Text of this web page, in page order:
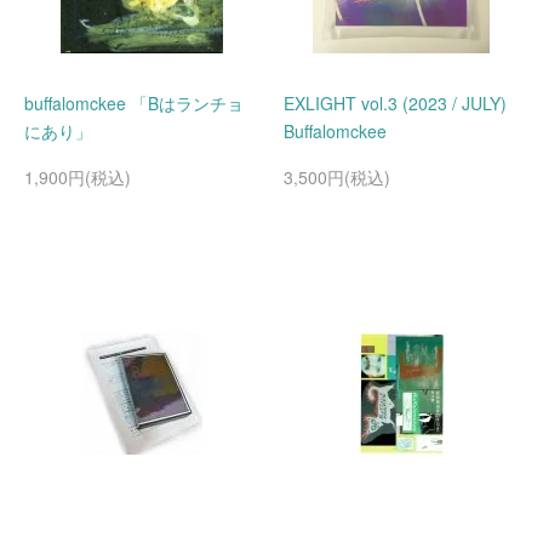
buffalomckee 「Bはランチョ
にあり」
1,900円(税込)
EXLIGHT vol.3 (2023 / JULY)
Buffalomckee
3,500円(税込)